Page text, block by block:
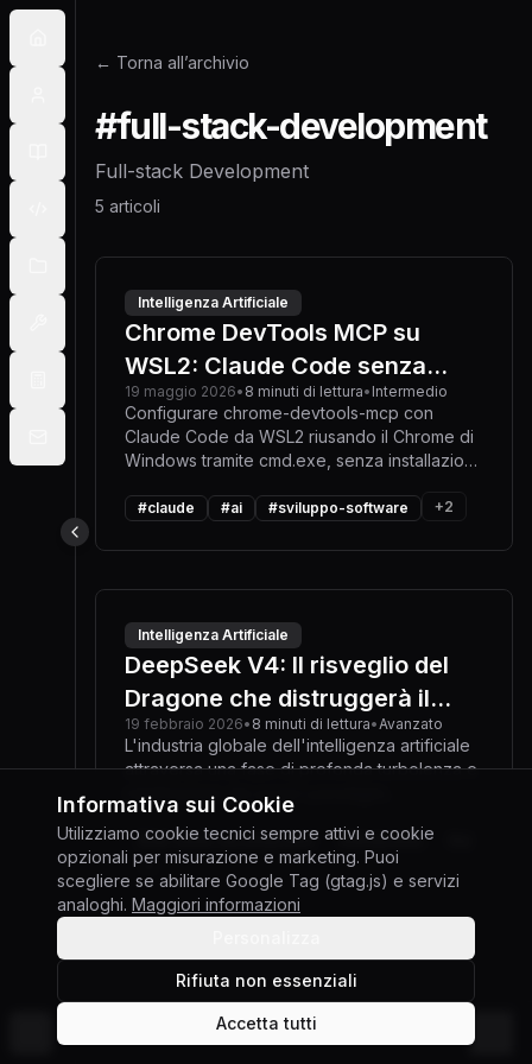
Cambia tema
← Torna all’archivio
#full-stack-development
Full-stack Development
5 articoli
Intelligenza Artificiale
Chrome DevTools MCP su
WSL2: Claude Code senza
uscire da Linux
19 maggio 2026• 8 minuti di lettura• Intermedio
Configurare chrome-devtools-mcp con
Claude Code da WSL2 riusando il Chrome di
Windows tramite cmd.exe, senza installazioni
#claude #ai #sviluppo-software +2
Intelligenza Artificiale
DeepSeek V4: Il risveglio del
Dragone che distruggerà il
monopolio della Silicon Valley
19 febbraio 2026• 8 minuti di lettura•Avanzato
L'industria globale dell'intelligenza artificiale
attraversa una fase di profonda turbolenza e
ridefinizione dei propri paradigmi
fondamentali. L'attenzione del panorama
tecnologico mondiale è catalizzata
dall'imminente rilascio di DeepSeek V4, il
modello di frontiera di quarta generazione
sviluppato dall'omonima azienda cinese con
#full-stack-development #deepseek
+2
Kimi K2.5: La guida definitiva
Giuseppe Gabriele Di Chiara
Informativa sui Cookie
Utilizziamo cookie tecnici sempre attivi e cookie
opzionali per misurazione e marketing. Puoi
scegliere se abilitare Google Tag (gtag.js) e servizi
analoghi. Maggiori informazioni
Rifiuta non essenziali
Accetta tutti